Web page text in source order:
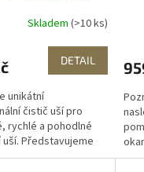
Skladem(>10 ks)
DETAIL
unikátní
čistič uší pro
rychlé a pohodlné
Představujeme
lepší způsob jak